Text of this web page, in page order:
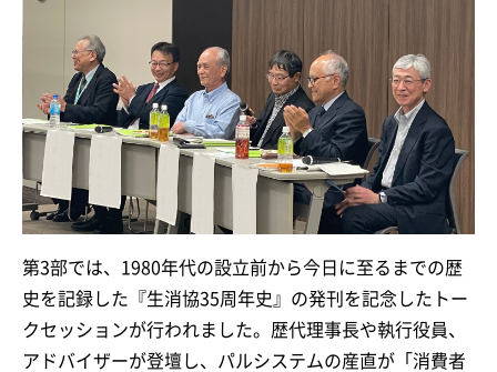
第3部では、1980年代の設立前から今日に至るまでの歴
史を記録した『生消協35周年史』の発刊を記念したトー
クセッションが行われました。歴代理事長や執行役員、
アドバイザーが登壇し、パルシステムの産直が「消費者